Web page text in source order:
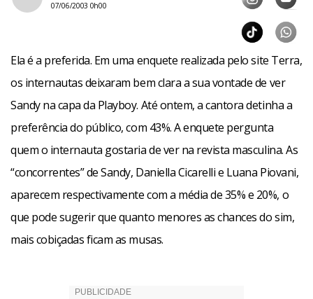
07/06/2003 0h00
Ela é a preferida. Em uma enquete realizada pelo site Terra,
os internautas deixaram bem clara a sua vontade de ver
Sandy na capa da Playboy. Até ontem, a cantora detinha a
preferência do público, com 43%. A enquete pergunta
quem o internauta gostaria de ver na revista masculina. As
“concorrentes” de Sandy, Daniella Cicarelli e Luana Piovani,
aparecem respectivamente com a média de 35% e 20%, o
que pode sugerir que quanto menores as chances do sim,
mais cobiçadas ficam as musas.